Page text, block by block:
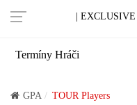
| EXCLUSIVE
Termíny Hráči
GPA TOUR Players